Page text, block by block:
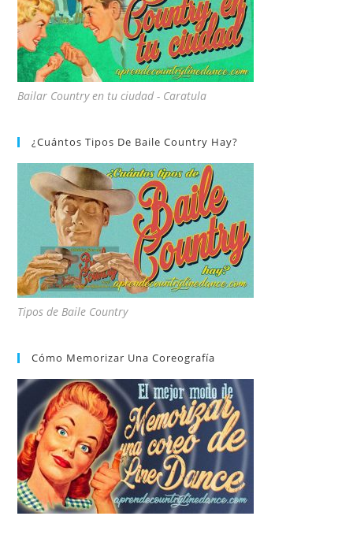
Bailar Country en tu ciudad - Caratula
¿Cuántos Tipos De Baile Country Hay?
Tipos de Baile Country
Cómo Memorizar Una Coreografía